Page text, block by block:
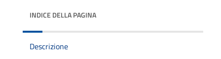
INDICE DELLA PAGINA
Descrizione